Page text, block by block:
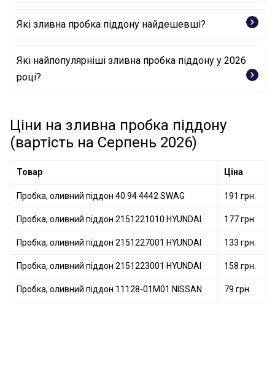
Які зливна пробка піддону найдешевші?
Які найпопулярніші зливна пробка піддону у 2026
році?
Пробка, оливний піддон 862.363.001 FA1
Пробка, оливний піддон 03272 FEBI BILSTEIN
Пробка, оливний піддон 274.410 ELRING
Ціни на зливна пробка піддону
(вартість на Серпень 2026)
Товар Ціна
Пробка, оливний піддон 40 94 4442 SWAG 191 грн.
Пробка, оливний піддон 2151221010 HYUNDAI 177 грн.
Пробка, оливний піддон 2151227001 HYUNDAI 133 грн.
Пробка, оливний піддон 2151223001 HYUNDAI 158 грн.
Пробка, оливний піддон 11128-01M01 NISSAN 79 грн.